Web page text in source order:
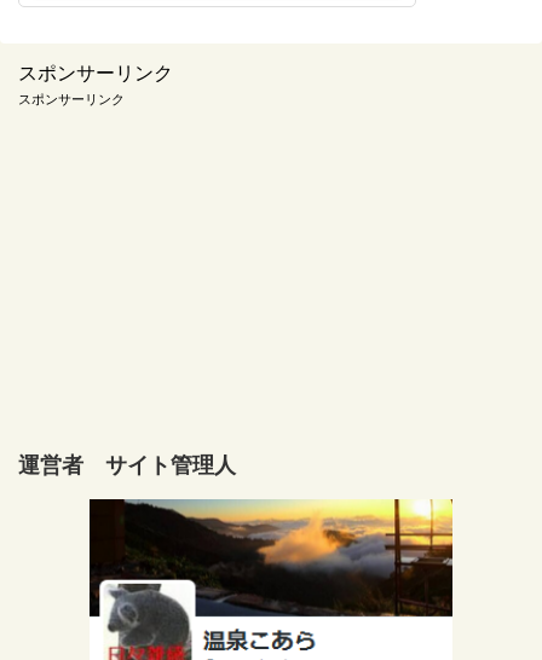
スポンサーリンク
スポンサーリンク
運営者 サイト管理人